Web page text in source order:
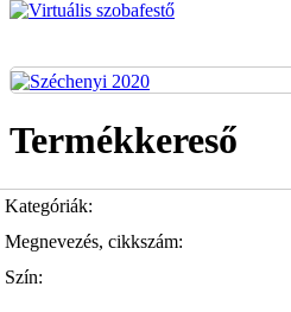
Termékkereső
Kategóriák:
Megnevezés, cikkszám:
Szín: